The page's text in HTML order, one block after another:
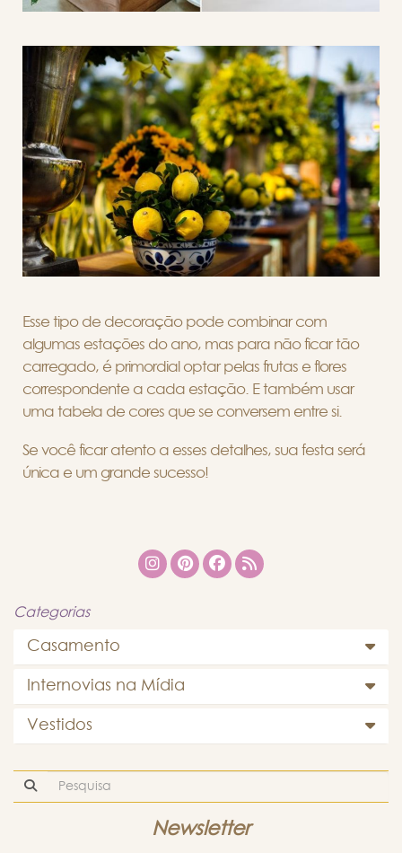
Esse tipo de decoração pode combinar com
algumas estações do ano, mas para não ficar tão
carregado, é primordial optar pelas frutas e flores
correspondente a cada estação. E também usar
uma tabela de cores que se conversem entre si.
Se você ficar atento a esses detalhes, sua festa será
única e um grande sucesso!
Categorias
Casamento
Internovias na Mídia
Vestidos
Newsletter